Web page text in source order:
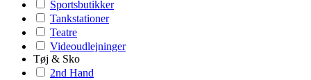
Sportsbutikker
Tankstationer
Teatre
Videoudlejninger
Tøj & Sko
2nd Hand